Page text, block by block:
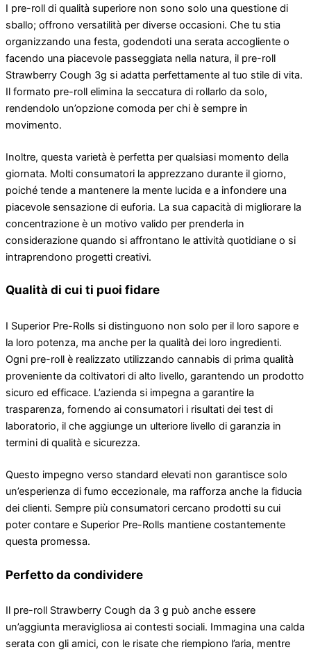
I pre-roll di qualità superiore non sono solo una questione di
sballo; offrono versatilità per diverse occasioni. Che tu stia
organizzando una festa, godendoti una serata accogliente o
facendo una piacevole passeggiata nella natura, il pre-roll
Strawberry Cough 3g si adatta perfettamente al tuo stile di vita.
Il formato pre-roll elimina la seccatura di rollarlo da solo,
rendendolo un’opzione comoda per chi è sempre in
movimento.
Inoltre, questa varietà è perfetta per qualsiasi momento della
giornata. Molti consumatori la apprezzano durante il giorno,
poiché tende a mantenere la mente lucida e a infondere una
piacevole sensazione di euforia. La sua capacità di migliorare la
concentrazione è un motivo valido per prenderla in
considerazione quando si affrontano le attività quotidiane o si
intraprendono progetti creativi.
Qualità di cui ti puoi fidare
I Superior Pre-Rolls si distinguono non solo per il loro sapore e
la loro potenza, ma anche per la qualità dei loro ingredienti.
Ogni pre-roll è realizzato utilizzando cannabis di prima qualità
proveniente da coltivatori di alto livello, garantendo un prodotto
sicuro ed efficace. L’azienda si impegna a garantire la
trasparenza, fornendo ai consumatori i risultati dei test di
laboratorio, il che aggiunge un ulteriore livello di garanzia in
termini di qualità e sicurezza.
Questo impegno verso standard elevati non garantisce solo
un’esperienza di fumo eccezionale, ma rafforza anche la fiducia
dei clienti. Sempre più consumatori cercano prodotti su cui
poter contare e Superior Pre-Rolls mantiene costantemente
questa promessa.
Perfetto da condividere
Il pre-roll Strawberry Cough da 3 g può anche essere
un’aggiunta meravigliosa ai contesti sociali. Immagina una calda
serata con gli amici, con le risate che riempiono l’aria, mentre